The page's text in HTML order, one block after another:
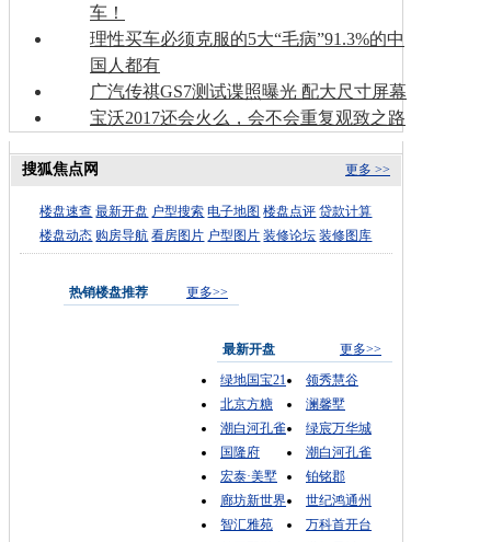
车！
理性买车必须克服的5大“毛病”91.3%的中
国人都有
广汽传祺GS7测试谍照曝光 配大尺寸屏幕
宝沃2017还会火么，会不会重复观致之路
更多 >>
搜狐焦点网
楼盘速查 最新开盘 户型搜索 电子地图 楼盘点评 贷款计算
楼盘动态 购房导航 看房图片 户型图片 装修论坛 装修图库
热销楼盘推荐 更多>>
最新开盘
更多>>
绿地国宝21
领秀慧谷
北京方糖
澜馨墅
潮白河孔雀
绿宸万华城
国隆府
潮白河孔雀
宏泰·美墅
铂铭郡
廊坊新世界
世纪鸿通州
智汇雅苑
万科首开台